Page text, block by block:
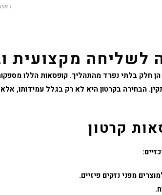
לשליחה מקצועית
הן חלק בלתי נפרד מהתהליך. קופסאות הללו
הבחירה בקרטון היא לא רק בגלל עמידותו, אלא
קרטון
מפני נזקים פיזיים.